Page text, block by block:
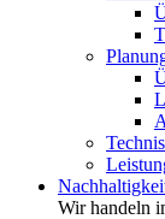
Wir handeln